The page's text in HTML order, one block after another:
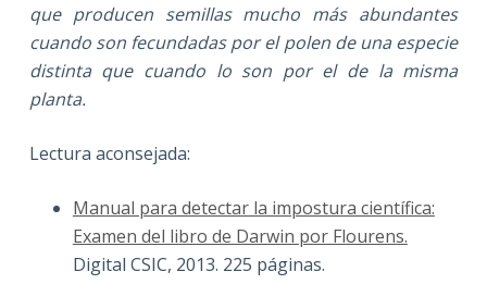
que producen semillas mucho más abundantes
cuando son fecundadas por el polen de una especie
distinta que cuando lo son por el de la misma
planta.
Lectura aconsejada:
Manual para detectar la impostura científica:
Examen del libro de Darwin por Flourens.
Digital CSIC, 2013. 225 páginas.